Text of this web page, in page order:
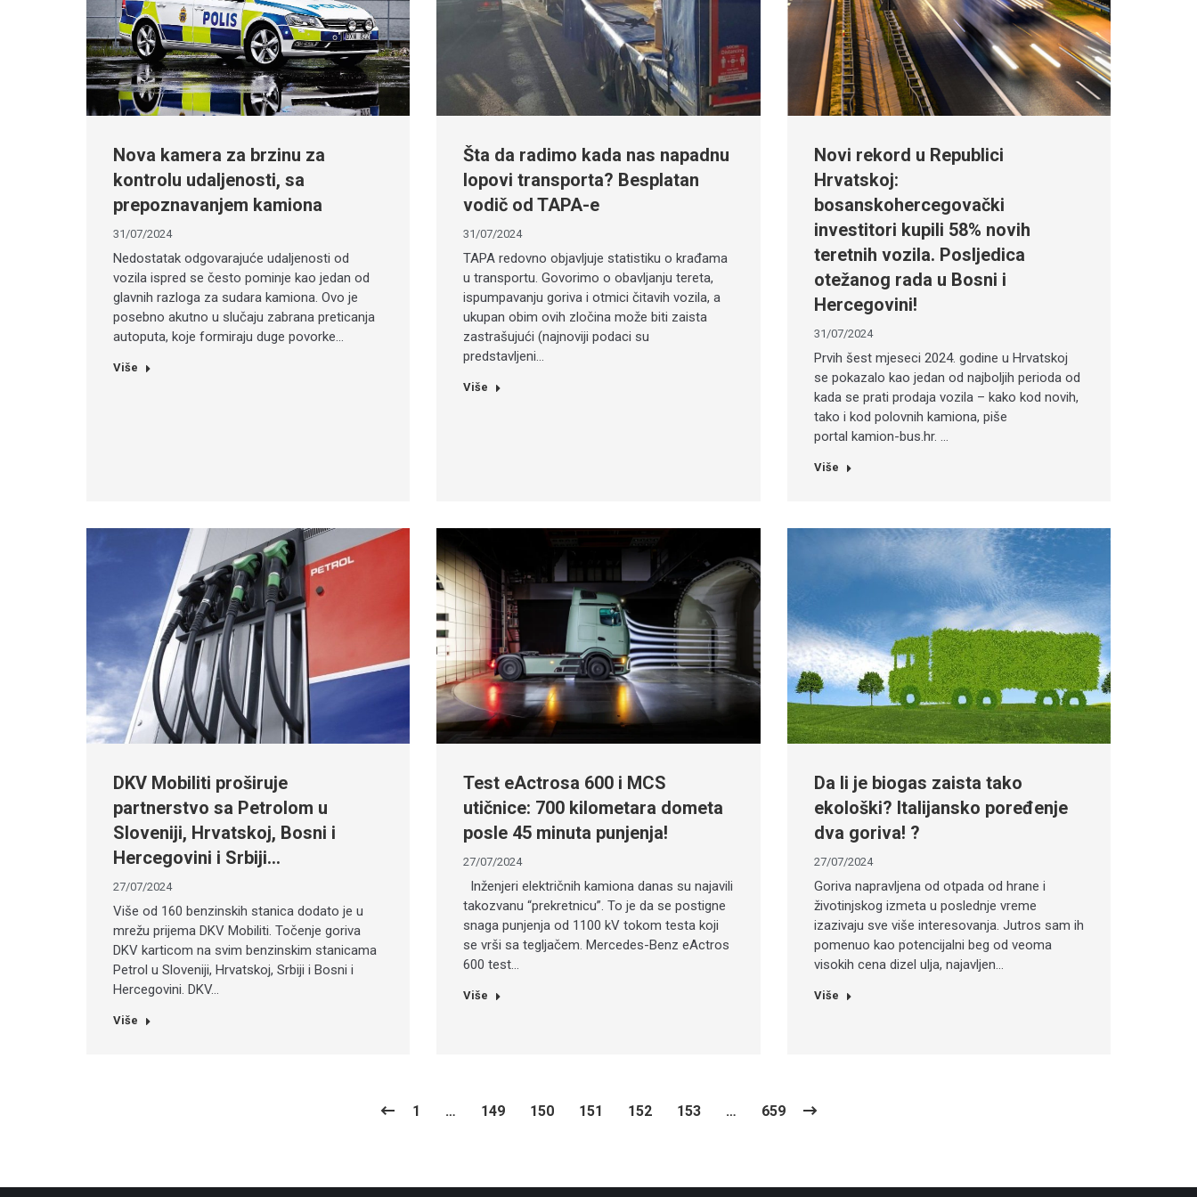
Nova kamera za brzinu za
kontrolu udaljenosti, sa
prepoznavanjem kamiona
31/07/2024
Nedostatak odgovarajuće udaljenosti od
vozila ispred se često pominje kao jedan od
glavnih razloga za sudara kamiona. Ovo je
posebno akutno u slučaju zabrana preticanja
autoputa, koje formiraju duge povorke…
Više
Šta da radimo kada nas napadnu
lopovi transporta? Besplatan
vodič od TAPA-e
31/07/2024
TAPA redovno objavljuje statistiku o krađama
u transportu. Govorimo o obavljanju tereta,
ispumpavanju goriva i otmici čitavih vozila, a
ukupan obim ovih zločina može biti zaista
zastrašujući (najnoviji podaci su
predstavljeni…
Više
Novi rekord u Republici
Hrvatskoj:
bosanskohercegovački
investitori kupili 58% novih
teretnih vozila. Posljedica
otežanog rada u Bosni i
Hercegovini!
31/07/2024
Prvih šest mjeseci 2024. godine u Hrvatskoj
se pokazalo kao jedan od najboljih perioda od
kada se prati prodaja vozila – kako kod novih,
tako i kod polovnih kamiona, piše
portal kamion-bus.hr. …
Više
DKV Mobiliti proširuje
partnerstvo sa Petrolom u
Sloveniji, Hrvatskoj, Bosni i
Hercegovini i Srbiji…
27/07/2024
Više od 160 benzinskih stanica dodato je u
mrežu prijema DKV Mobiliti. Točenje goriva
DKV karticom na svim benzinskim stanicama
Petrol u Sloveniji, Hrvatskoj, Srbiji i Bosni i
Hercegovini. DKV…
Više
Test eActrosa 600 i MCS
utičnice: 700 kilometara dometa
posle 45 minuta punjenja!
27/07/2024
Inženjeri električnih kamiona danas su najavili
takozvanu “prekretnicu”. To je da se postigne
snaga punjenja od 1100 kV tokom testa koji
se vrši sa tegljačem. Mercedes-Benz eActros
600 test…
Više
Da li je biogas zaista tako
ekološki? Italijansko poređenje
dva goriva! ?
27/07/2024
Goriva napravljena od otpada od hrane i
životinjskog izmeta u poslednje vreme
izazivaju sve više interesovanja. Jutros sam ih
pomenuo kao potencijalni beg od veoma
visokih cena dizel ulja, najavljen…
Više
1 … 149 150 151 152 153 … 659